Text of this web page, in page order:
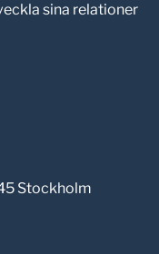
sina relationer
Stockholm